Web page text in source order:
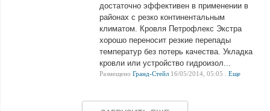
достаточно эффективен в применении в
районах с резко континентальным
климатом. Кровля Петрофлекс Экстра
хорошо переносит резкие перепады
температур без потерь качества. Укладка
кровли или устройство гидроизол...
Размещено Гранд-Стейл 16/05/2014, 05:05 . Еще